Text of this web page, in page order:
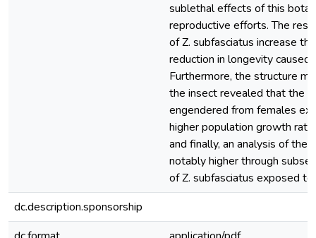
sublethal effects of this
reproductive efforts. The
of Z. subfasciatus increase
reduction in longevity caused
Furthermore, the structure
the insect revealed that the
engendered from females
higher population growth
and finally, an analysis of
notably higher through
of Z. subfasciatus exposed to
dc.description.sponsorship